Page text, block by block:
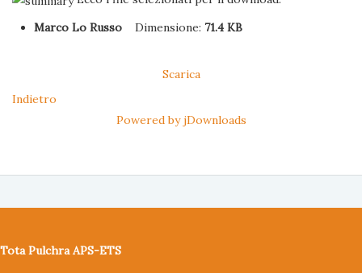
Marco Lo RussoDimensione: 71.4 KB
Scarica
Indietro
Powered by jDownloads
Tota Pulchra APS-ETS